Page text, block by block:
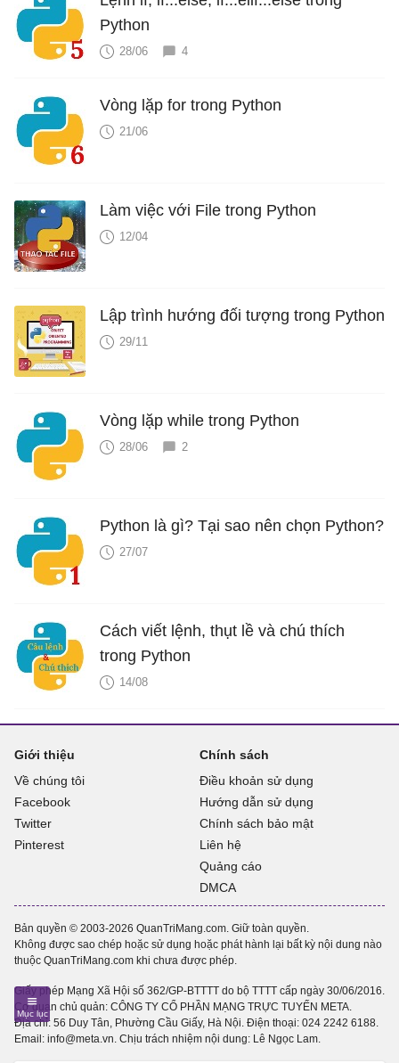
Python
28/06 4
Vòng lặp for trong Python
21/06
Làm việc với File trong Python
12/04
Lập trình hướng đối tượng trong Python
29/11
Vòng lặp while trong Python
28/06 2
Python là gì? Tại sao nên chọn Python?
27/07
Cách viết lệnh, thụt lề và chú thích
trong Python
14/08
Giới thiệu
Về chúng tôi
Facebook
Twitter
Pinterest
Chính sách
Điều khoản sử dụng
Hướng dẫn sử dụng
Chính sách bảo mật
Liên hệ
Quảng cáo
DMCA
Bản quyền © 2003-2026 QuanTriMang.com. Giữ toàn quyền.
Không được sao chép hoặc sử dụng hoặc phát hành lại bất kỳ nội dung nào
thuộc QuanTriMang.com khi chưa được phép.
Giấy phép Mạng Xã Hội số 362/GP-BTTTT do bộ TTTT cấp ngày 30/06/2016.
Cơ quan chủ quản: CÔNG TY CỔ PHẦN MẠNG TRỰC TUYẾN META.
Địa chỉ: 56 Duy Tân, Phường Cầu Giấy, Hà Nội. Điện thoại: 024 2242 6188.
Email: info@meta.vn. Chịu trách nhiệm nội dung: Lê Ngọc Lam.